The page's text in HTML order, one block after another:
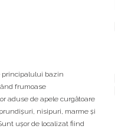
principalului bazin
frumoase
aduse de apele curgătoare
nisipuri, marme și
ușor de localizat fiind